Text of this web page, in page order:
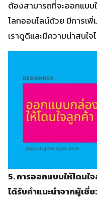
ต้องสามารถที่จะออกแบ
โลกออนไลน์ด้วย มีการเพิ่
เราดูดีและมีความน่าสนใ
5. การออกแบบให้โดน
ได้รับคำแนะนำจากผู้เชี่